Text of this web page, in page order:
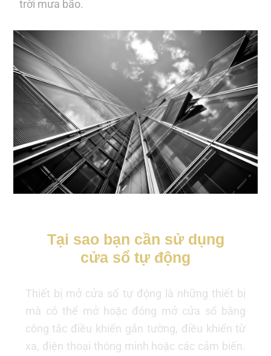
trời mưa bão.
Tại sao bạn cần sử dụng
cửa sổ tự động
Thiết bị mở cửa sổ tự động là những thiết bị
mà có thể mở hoặc đóng mở cửa sổ bằng
công tắc điều khiển gắn tường, điều khiển từ
xa, điện thoại thông minh hoặc các cảm biến.